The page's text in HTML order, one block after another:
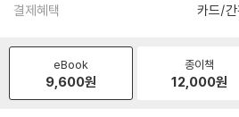
결제혜택 카드/간
eBook
9,600원
종이책
12,000원